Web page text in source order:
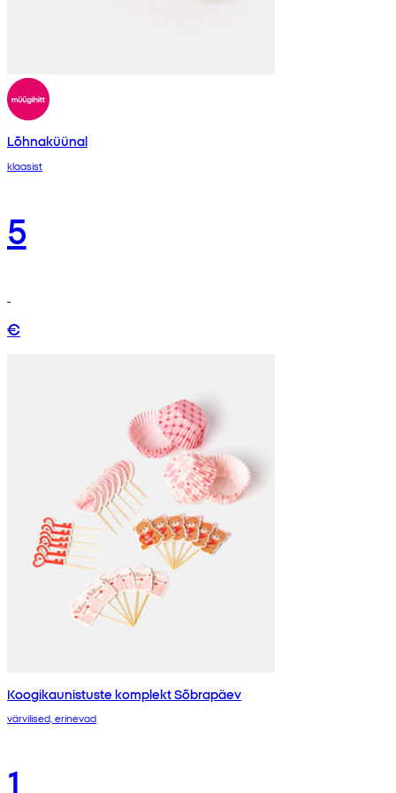
Lõhnaküünal
klaasist
5
€
Koogikaunistuste komplekt Sõbrapäev
värvilised, erinevad
1